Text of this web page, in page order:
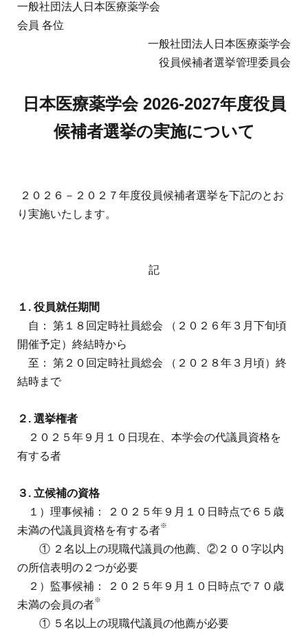
一般社団法人日本医療薬学会
会員 各位
一般社団法人日本医療薬学会
役員候補者選挙管理委員会
日本医療薬学会 2026-2027年度役員
候補者選挙の実施について
２０２６－２０２７年度役員候補者選挙を下記のとお
り実施いたします。
記
１ . 役員就任期間
自： 第１８回定時社員総会 （２０２６年３月下旬頃
開催予定）終結時から
至： 第２０回定時社員総会 （２０２８年３月頃）終
結時まで
２ . 選挙権者
２０２５年９月１０日現在、本学会の代議員資格を
有する者
３ . 立候補の資格
１）理事候補： ２０２５年９月１０日時点で６５歳
未満の代議員資格を有する者※
① ２名以上の現職代議員の他薦、②２００字以内
の所信表明の２つが必要
２）監事候補： ２０２５年９月１０日時点で７０歳
未満の会員の者※
① ５名以上の現職代議員の他薦が必要